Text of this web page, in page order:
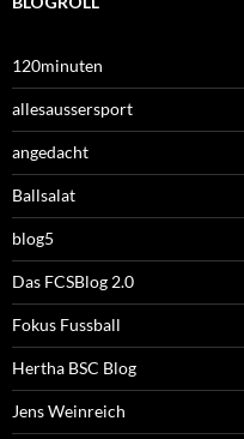
120minuten
allesaussersport
angedacht
Ballsalat
blog5
Das FCSBlog 2.0
Fokus Fussball
Hertha BSC Blog
Jens Weinreich